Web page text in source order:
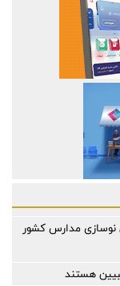
نوسازی مدارس کشور
هستند